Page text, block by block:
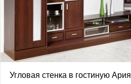
Угловая стенка в гостиную Ария